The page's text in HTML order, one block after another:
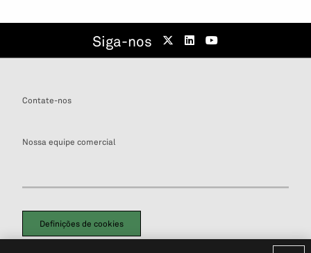
Siga-nos
Contate-nos
Nossa equipe comercial
Definições de cookies